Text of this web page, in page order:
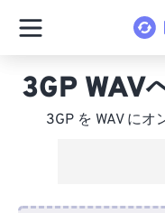
3GP WAV
3GP を WAV にオ